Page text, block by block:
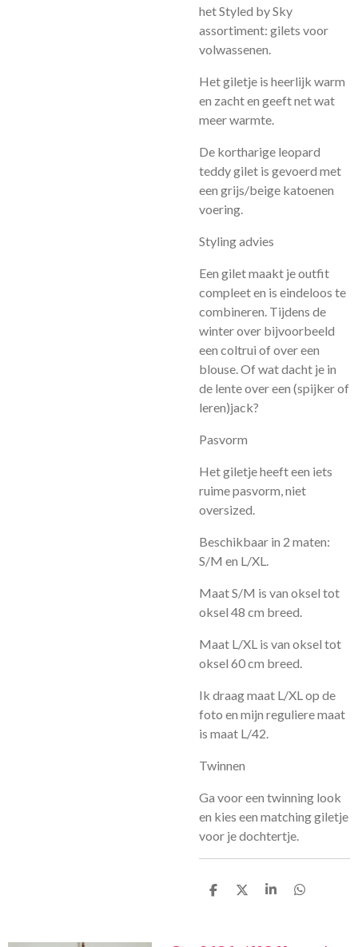
het Styled by Sky
assortiment: gilets voor
volwassenen.
Het giletje is heerlijk warm
en zacht en geeft net wat
meer warmte.
De kortharige leopard
teddy gilet is gevoerd met
een grijs/beige katoenen
voering.
Styling advies
Een gilet maakt je outfit
compleet en is eindeloos te
combineren. Tijdens de
winter over bijvoorbeeld
een coltrui of over een
blouse. Of wat dacht je in
de lente over een (spijker of
leren)jack?
Pasvorm
Het giletje heeft een iets
ruime pasvorm, niet
oversized.
Beschikbaar in 2 maten:
S/M en L/XL.
Maat S/M is van oksel tot
oksel 48 cm breed.
Maat L/XL is van oksel tot
oksel 60 cm breed.
Ik draag maat L/XL op de
foto en mijn reguliere maat
is maat L/42.
Twinnen
Ga voor een twinning look
en kies een matching giletje
voor je dochtertje.
D
D
S
D